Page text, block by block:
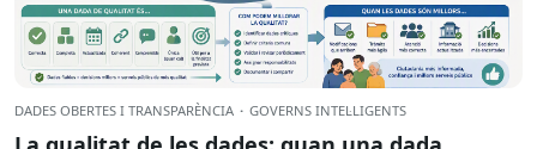
DADES OBERTES I TRANSPARÈNCIA · GOVERNS INTEL·LIGENTS